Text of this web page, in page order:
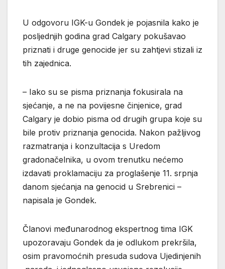
U odgovoru IGK-u Gondek je pojasnila kako je
posljednjih godina grad Calgary pokušavao
priznati i druge genocide jer su zahtjevi stizali iz
tih zajednica.
– Iako su se pisma priznanja fokusirala na
sjećanje, a ne na povijesne činjenice, grad
Calgary je dobio pisma od drugih grupa koje su
bile protiv priznanja genocida. Nakon pažljivog
razmatranja i konzultacija s Uredom
gradonačelnika, u ovom trenutku nećemo
izdavati proklamaciju za proglašenje 11. srpnja
danom sjećanja na genocid u Srebrenici –
napisala je Gondek.
Članovi međunarodnog ekspertnog tima IGK
upozoravaju Gondek da je odlukom prekršila,
osim pravomoćnih presuda sudova Ujedinjenih